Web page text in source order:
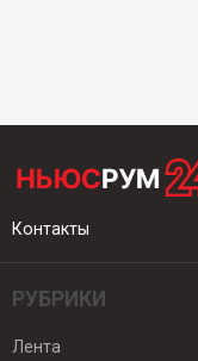
Контакты
РУБРИКИ
Лента